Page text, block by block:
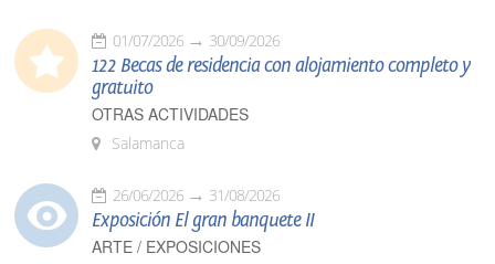
01/07/2026 30/09/2026
122 Becas de residencia con alojamiento completo y
gratuito
OTRAS ACTIVIDADES
Salamanca
26/06/2026 31/08/2026
Exposición El gran banquete II
ARTE / EXPOSICIONES